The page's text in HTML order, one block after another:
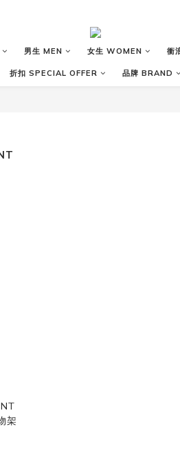
男生 MEN 女生 WOMEN 衝
折扣 SPECIAL OFFER 品牌 BRAND
架